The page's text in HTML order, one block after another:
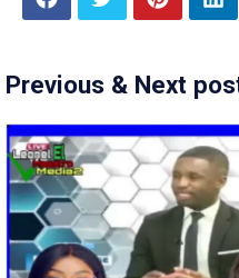
Previous & Next